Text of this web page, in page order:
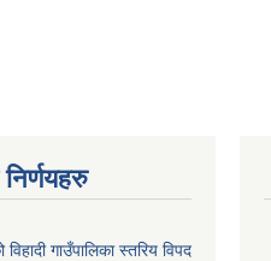
गाउँपालिका स्तरिय विपद